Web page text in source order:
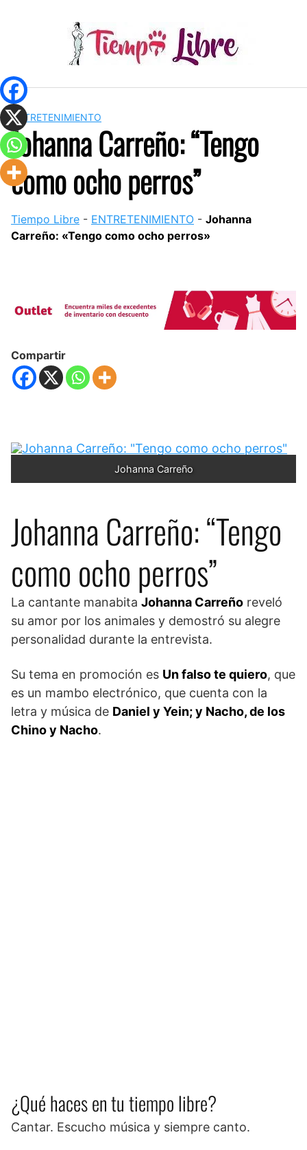
ENTRETENIMIENTO
Johanna Carreño: “Tengo
como ocho perros”
Tiempo Libre - ENTRETENIMIENTO - Johanna
Carreño: «Tengo como ocho perros»
Compartir
Johanna Carreño
Johanna Carreño: “Tengo
como ocho perros”
La cantante manabita Johanna Carreño reveló
su amor por los animales y demostró su alegre
personalidad durante la entrevista.
Su tema en promoción es Un falso te quiero, que
es un mambo electrónico, que cuenta con la
letra y música de Daniel y Yein; y Nacho, de los
Chino y Nacho.
¿Qué haces en tu tiempo libre?
Cantar. Escucho música y siempre canto.